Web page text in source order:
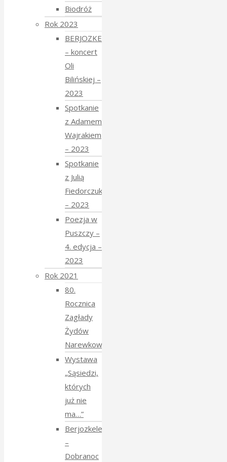
Biodróż
Rok 2023
BERJOZKELE
– koncert
Oli
Bilińskiej –
2023
Spotkanie
z Adamem
Wajrakiem
– 2023
Spotkanie
z Julią
Fiedorczuk
– 2023
Poezja w
Puszczy –
4. edycja –
2023
Rok 2021
80.
Rocznica
Zagłady
Żydów
Narewkowskich
Wystawa
„Sąsiedzi,
których
już nie
ma…”
Berjozkele
–
Dobranoc